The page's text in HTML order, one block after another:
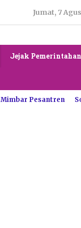
Jumat, 7
Jejak Pemerintahan
Mimbar Pesantren